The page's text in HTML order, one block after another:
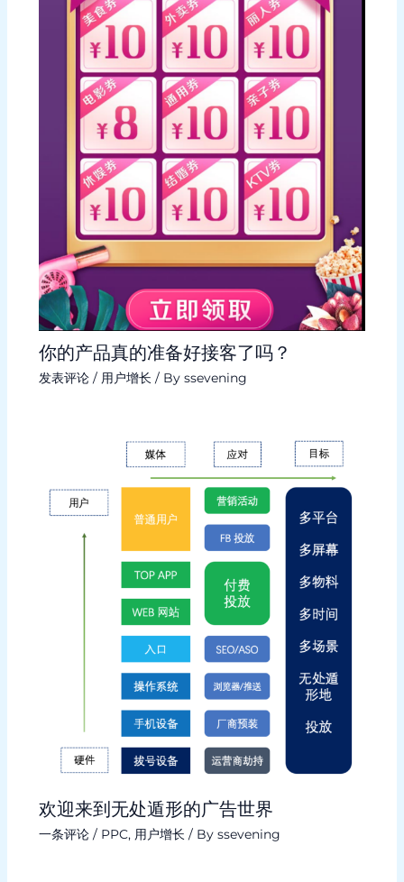
你的产品真的准备好接客了吗？
发表评论 / 用户增长 / By ssevening
欢迎来到无处遁形的广告世界
一条评论 / PPC, 用户增长 / By ssevening